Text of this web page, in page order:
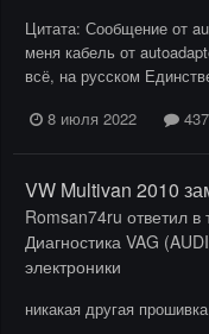
Цитата: Сообщение от
меня кабель от
всё, на русском
8 июля 2022
VW Multivan 2010
Romsan74ru ответил в
Диагностика VAG
электроники
никакая другая